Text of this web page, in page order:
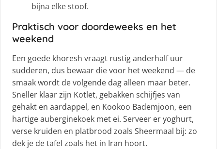
bijna elke stoof.
Praktisch voor doordeweeks en het
weekend
Een goede khoresh vraagt rustig anderhalf uur
sudderen, dus bewaar die voor het weekend — de
smaak wordt de volgende dag alleen maar beter.
Sneller klaar zijn Kotlet, gebakken schijfjes van
gehakt en aardappel, en Kookoo Bademjoon, een
hartige auberginekoek met ei. Serveer er yoghurt,
verse kruiden en platbrood zoals Sheermaal bij: zo
dek je de tafel zoals het in Iran hoort.